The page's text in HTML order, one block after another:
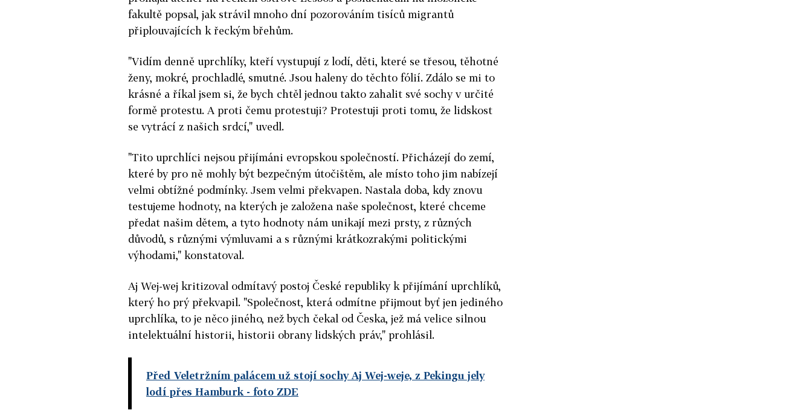
fakultě popsal, jak strávil mnoho dní pozorováním tisíců migrantů
připlouvajících k řeckým břehům.
"Vidím denně uprchlíky, kteří vystupují z lodí, děti, které se třesou, těhotné
ženy, mokré, prochladlé, smutné. Jsou haleny do těchto fólií. Zdálo se mi to
krásné a říkal jsem si, že bych chtěl jednou takto zahalit své sochy v určité
formě protestu. A proti čemu protestuji? Protestuji proti tomu, že lidskost
se vytrácí z našich srdcí," uvedl.
"Tito uprchlíci nejsou přijímáni evropskou společností. Přicházejí do zemí,
které by pro ně mohly být bezpečným útočištěm, ale místo toho jim nabízejí
velmi obtížné podmínky. Jsem velmi překvapen. Nastala doba, kdy znovu
testujeme hodnoty, na kterých je založena naše společnost, které chceme
předat našim dětem, a tyto hodnoty nám unikají mezi prsty, z různých
důvodů, s různými výmluvami a s různými krátkozrakými politickými
výhodami," konstatoval.
Aj Wej-wej kritizoval odmítavý postoj České republiky k přijímání uprchlíků,
který ho prý překvapil. "Společnost, která odmítne přijmout byť jen jediného
uprchlíka, to je něco jiného, než bych čekal od Česka, jež má velice silnou
intelektuální historii, historii obrany lidských práv," prohlásil.
Před Veletržním palácem už stojí sochy Aj Wej-weje, z Pekingu jely
lodí přes Hamburk - foto ZDE